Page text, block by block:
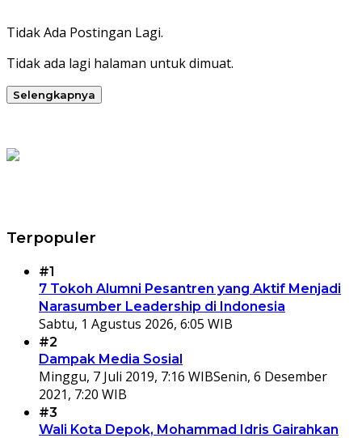
Tidak Ada Postingan Lagi.
Tidak ada lagi halaman untuk dimuat.
Selengkapnya
Terpopuler
#1
7 Tokoh Alumni Pesantren yang Aktif Menjadi
Narasumber Leadership di Indonesia
Sabtu, 1 Agustus 2026, 6:05 WIB
#2
Dampak Media Sosial
Minggu, 7 Juli 2019, 7:16 WIBSenin, 6 Desember
2021, 7:20 WIB
#3
Wali Kota Depok, Mohammad Idris Gairahkan